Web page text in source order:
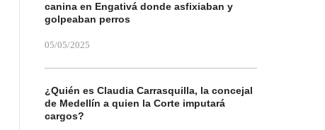
canina en Engativá donde asfixiaban y
golpeaban perros
05/05/2025
¿Quién es Claudia Carrasquilla, la concejal
de Medellín a quien la Corte imputará
cargos?